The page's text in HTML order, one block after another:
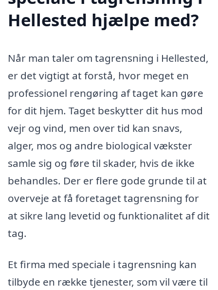
Hellested hjælpe med?
Når man taler om tagrensning i Hellested,
er det vigtigt at forstå, hvor meget en
professionel rengøring af taget kan gøre
for dit hjem. Taget beskytter dit hus mod
vejr og vind, men over tid kan snavs,
alger, mos og andre biological vækster
samle sig og føre til skader, hvis de ikke
behandles. Der er flere gode grunde til at
overveje at få foretaget tagrensning for
at sikre lang levetid og funktionalitet af dit
tag.
Et firma med speciale i tagrensning kan
tilbyde en række tjenester, som vil være til